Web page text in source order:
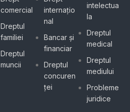
comercial
Dreptul
familiei
Dreptul
muncii
internațio
nal
Bancar și
financiar
Dreptul
concuren
ței
intelectua
la
Dreptul
medical
Dreptul
mediului
Probleme
juridice